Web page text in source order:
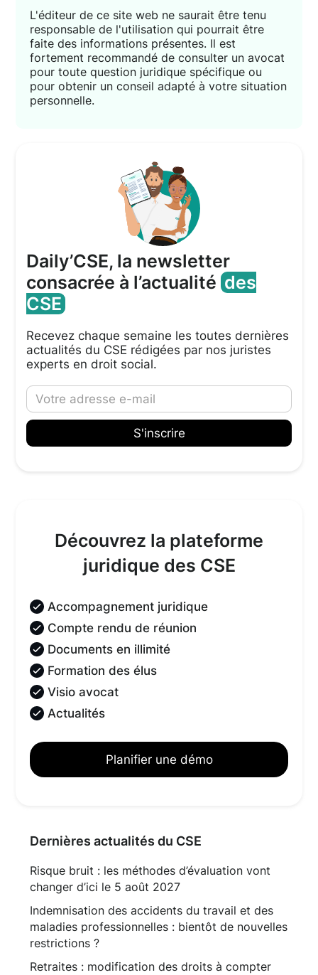
L'éditeur de ce site web ne saurait être tenu
responsable de l'utilisation qui pourrait être
faite des informations présentes. Il est
fortement recommandé de consulter un avocat
pour toute question juridique spécifique ou
pour obtenir un conseil adapté à votre situation
personnelle.
Daily’CSE, la newsletter
consacrée à l’actualitédes
CSE
Recevez chaque semaine les toutes dernières
actualités du CSE rédigées par nos juristes
experts en droit social.
Découvrez la plateforme
juridique des CSE
Accompagnement juridique
Compte rendu de réunion
Documents en illimité
Formation des élus
Visio avocat
Actualités
Planifier une démo
Dernières actualités du CSE
Risque bruit : les méthodes d’évaluation vont
changer d’ici le 5 août 2027
Indemnisation des accidents du travail et des
maladies professionnelles : bientôt de nouvelles
restrictions ?
Retraites : modification des droits à compter